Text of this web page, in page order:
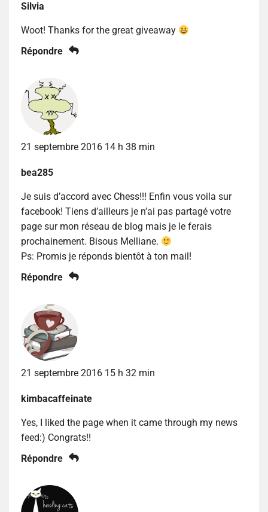
Silvia
Woot! Thanks for the great giveaway
Répondre
21 septembre 2016 14 h 38 min
bea285
Je suis d’accord avec Chess!!! Enfin vous voila sur
facebook! Tiens d’ailleurs je n’ai pas partagé votre
page sur mon réseau de blog mais je le ferais
prochainement. Bisous Melliane.
Ps: Promis je réponds bientôt à ton mail!
Répondre
21 septembre 2016 15 h 32 min
kimbacaffeinate
Yes, I liked the page when it came through my news
feed:) Congrats!!
Répondre